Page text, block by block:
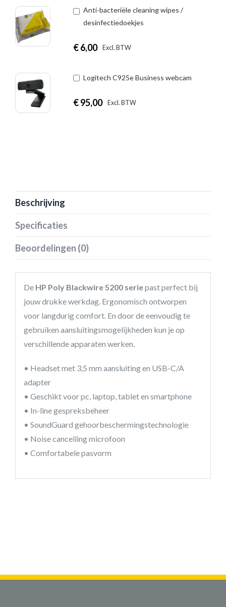
Anti-bacteriële cleaning wipes /
desinfectiedoekjes
€6,00 Excl. BTW
Logitech C925e Business webcam
€95,00 Excl. BTW
Beschrijving
Specificaties
Beoordelingen (0)
De HP Poly Blackwire 5200 seriepast perfect bij
jouw drukke werkdag. Ergonomisch ontworpen
voor langdurig comfort. En door de eenvoudig te
gebruiken aansluitingsmogelijkheden kun je op
verschillende apparaten werken.
• Headset met 3,5 mm aansluiting en USB-C/A
adapter
• Geschikt voor pc, laptop, tablet en smartphone
• In-line gespreksbeheer
• SoundGuard gehoorbeschermingstechnologie
• Noise cancelling microfoon
• Comfortabele pasvorm